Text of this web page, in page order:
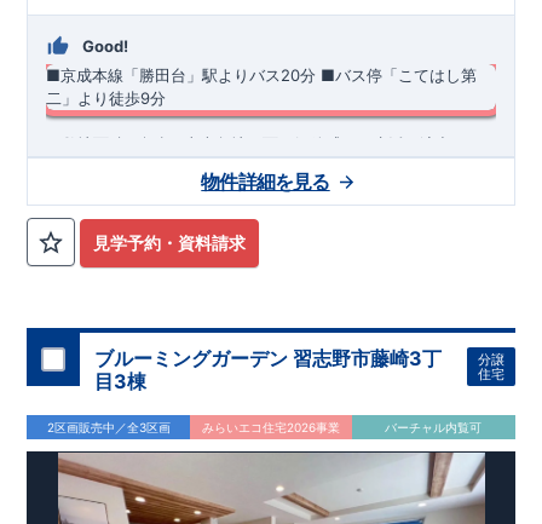
Good!
■京成本線「勝田台」駅よりバス20分 ​■バス停「こてはし第
二」より徒歩9分
​・敷地面積51坪超♪東南角地に面し解放感ある生活を演出しま
マートサニタリーを採用した洗面室は便利なカウンター付き♪
時間を過ごせる大型ガーデンテラス+お庭付き！ ​・共働き世帯
に大活躍の宅配ボックス
【教育施設】◎ 千葉市立こてはし台小学校 約1,100m(徒歩約
14分) ◎ 千葉市立犢橋中学校 約700m(徒歩約9分)
住宅性能評価 W取得(設計・建設)
■第三者機関が設計・建物検査(全四回)を実施 ■税制優遇あり
4分野6項目で最高等級を取得!
□ 構造の安定 (耐風等級2・耐震等級3) □ 劣化の軽減 (劣化対
策等級3) □ 維持管理への配慮 (維持管理対策等級3) □ 空気環
境 (ホルムアルデヒド発散等級3)
快適に長く住める住宅
【長期優良住宅】
■国の定める7つの技術基準をクリア ■税制
優遇あり【東栄セーフティーダンパー標準装備】
■制震ダンパ
ーで振れ幅を大幅に低減、繰り返す地震に強い『耐震+制震』
見学予約・資料請求
物件詳細を見る
ブルーミングガーデン 習志野市藤崎3丁
目3棟
分譲
住宅
2区画販売中／全3区画 みらいエコ住宅2026事業 バーチャル内覧可